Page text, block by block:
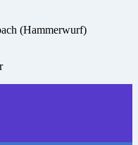
(Hammerwurf)